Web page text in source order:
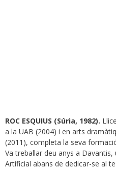
ROC ESQUIUS (Súria, 1982).
a la UAB (2004) i en arts
(2011), completa la seva
Va treballar deu anys a Davantis,
Artificial abans de dedicar-se al